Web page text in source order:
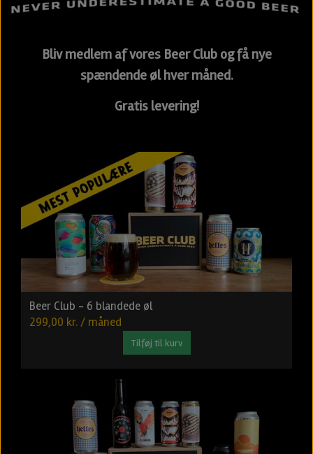
Bliv medlem af vores Beer Club og få nye
spændende øl hver måned.
Gratis levering!
Beer Club - 6 blandede øl
299,00 kr. / måned
Tilføj til kurv